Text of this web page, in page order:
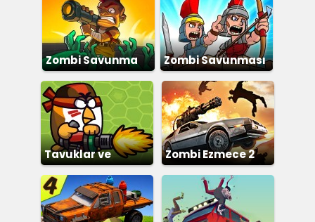
Zombi Savunma Zombi Savunması
Tavuklar ve
Zombiler
Zombi Ezmece 2